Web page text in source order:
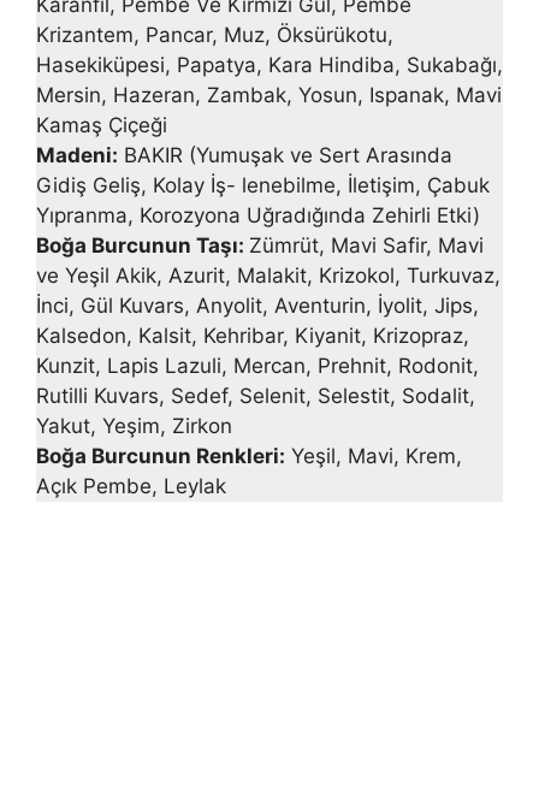
Karanfil, Pembe Ve Kırmızı Gül, Pembe
Krizantem, Pancar, Muz, Öksürükotu,
Hasekiküpesi, Papatya, Kara Hindiba, Sukabağı,
Mersin, Hazeran, Zambak, Yosun, Ispanak, Mavi
Kamaş Çiçeği
Madeni: BAKIR (Yumuşak ve Sert Arasında
Gidiş Geliş, Kolay İş- lenebilme, İletişim, Çabuk
Yıpranma, Korozyona Uğradığında Zehirli Etki)
Boğa Burcunun Taşı: Zümrüt, Mavi Safir, Mavi
ve Yeşil Akik, Azurit, Mala­kit, Krizokol, Turkuvaz,
İnci, Gül Kuvars, Anyolit, Aventurin, İyolit, Jips,
Kalsedon, Kalsit, Kehribar, Kiyanit, Krizopraz,
Kunzit, Lapis Lazuli, Mer­can, Prehnit, Rodonit,
Rutilli Kuvars, Sedef, Selenit, Selestit, Sodalit,
Yakut, Yeşim, Zirkon
Boğa Burcunun Renkleri: Yeşil, Mavi, Krem,
Açık Pembe, Leylak